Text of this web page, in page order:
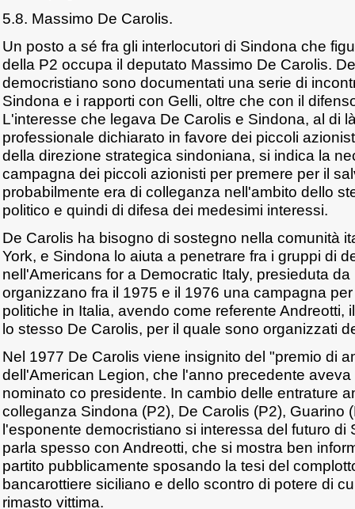
5.8. Massimo De Carolis.
Un posto a sé fra gli interlocutori di Sindona che
della P2 occupa il deputato Massimo De Carolis.
democristiano sono documentati una serie di
Sindona e i rapporti con Gelli, oltre che con il
L'interesse che legava De Carolis e Sindona, al di
professionale dichiarato in favore dei piccoli
della direzione strategica sindoniana, si indica la
campagna dei piccoli azionisti per premere per il
probabilmente era di colleganza nell'ambito dello
politico e quindi di difesa dei medesimi interessi.
De Carolis ha bisogno di sostegno nella comunità
York, e Sindona lo aiuta a penetrare fra i gruppi di
nell'Americans for a Democratic Italy, presieduta
organizzano fra il 1975 e il 1976 una campagna
politiche in Italia, avendo come referente Andreotti,
lo stesso De Carolis, per il quale sono organizzati
Nel 1977 De Carolis viene insignito del "premio di
dell'American Legion, che l'anno precedente
nominato co presidente. In cambio delle entrature
colleganza Sindona (P2), De Carolis (P2), Guarino
l'esponente democristiano si interessa del futuro di
parla spesso con Andreotti, che si mostra ben
partito pubblicamente sposando la tesi del
bancarottiere siciliano e dello scontro di potere di
rimasto vittima.